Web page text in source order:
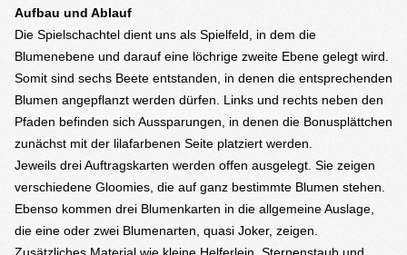
Aufbau und Ablauf
Die Spielschachtel dient uns als Spielfeld, in dem die
Blumenebene und darauf eine löchrige zweite Ebene gelegt wird.
Somit sind sechs Beete entstanden, in denen die entsprechenden
Blumen angepflanzt werden dürfen. Links und rechts neben den
Pfaden befinden sich Aussparungen, in denen die Bonusplättchen
zunächst mit der lilafarbenen Seite platziert werden.
Jeweils drei Auftragskarten werden offen ausgelegt. Sie zeigen
verschiedene Gloomies, die auf ganz bestimmte Blumen stehen.
Ebenso kommen drei Blumenkarten in die allgemeine Auslage,
die eine oder zwei Blumenarten, quasi Joker, zeigen.